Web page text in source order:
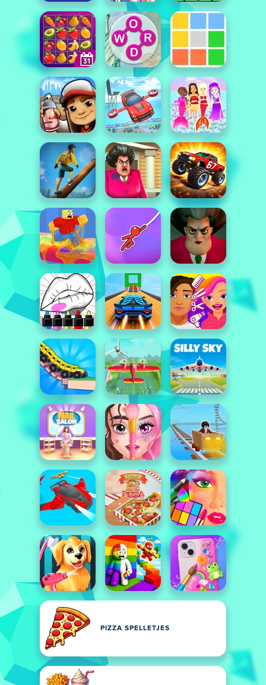
PIZZA SPELLETJES